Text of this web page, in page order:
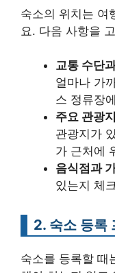
숙소의 위치는 여
요. 다음 사항을
교통 수단
얼마나 가
스 정류장
주요 관광
관광지가
가 근처에
음식점과
있는지 체
2. 숙소 등록
숙소를 등록할 때